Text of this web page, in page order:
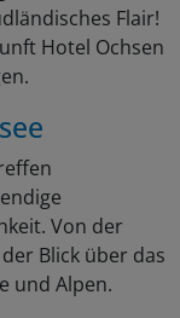
Flair!
Hotel Ochsen
Von der
Blick über das
und Alpen.